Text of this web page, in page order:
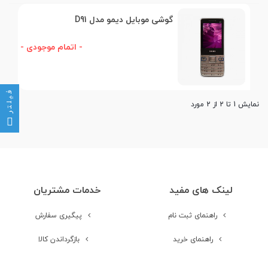
گوشی موبایل دیمو مدل D91
- اتمام موجودی -
نمایش 1 تا 2 از 2 مورد
لینک های مفید
راهنمای ثبت نام
راهنمای خرید
خدمات مشتریان
پیگیری سفارش
بازگرداندن کالا
فیلتر